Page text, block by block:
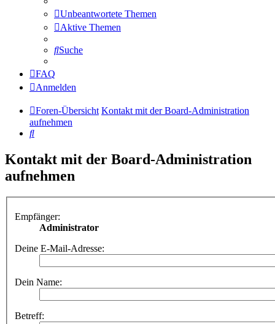
Unbeantwortete Themen
Aktive Themen
Suche
FAQ
Anmelden
Foren-Übersicht Kontakt mit der Board-Administration
aufnehmen
Suche
Kontakt mit der Board-Administration
aufnehmen
Empfänger:
Administrator
Deine E-Mail-Adresse:
Dein Name:
Betreff: